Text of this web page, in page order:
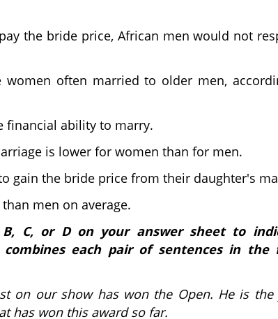
the bride price, African men would not
women often married to older men,
financial ability to marry.
is lower for women than for men.
gain the bride price from their daughter's
men on average.
C, or D on your answer sheet to
each pair of sentences in the
on our show has won the Open. He is the
has won this award so far.